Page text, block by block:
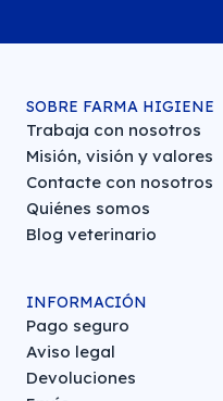
SOBRE FARMA HIGIENE
Trabaja con nosotros
Misión, visión y valores
Contacte con nosotros
Quiénes somos
Blog veterinario
INFORMACIÓN
Pago seguro
Aviso legal
Devoluciones